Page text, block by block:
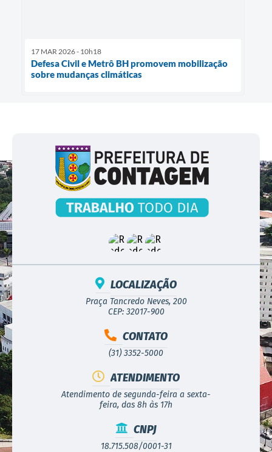
17 MAR 2026 - 10h18
Defesa Civil e Metrô BH promovem mobilização
sobre mudanças climáticas
LOCALIZAÇÃO
Praça Tancredo Neves, 200
CEP: 32017-900
CONTATO
(31) 3352-5000
ATENDIMENTO
Atendimento de segunda-feira a sexta-
feira, das 8h às 17h
CNPJ
18.715.508/0001-31